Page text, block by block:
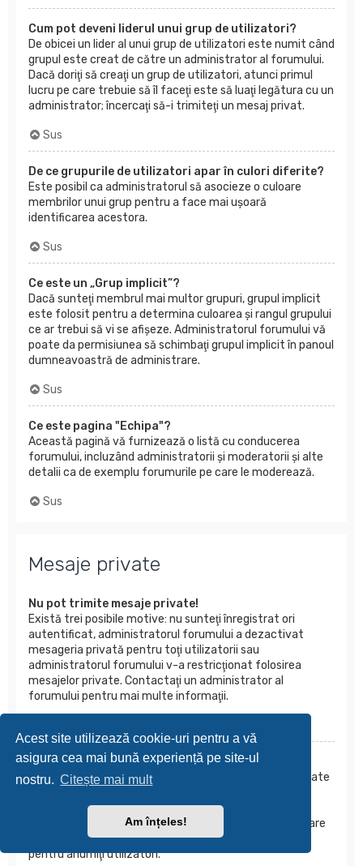
Acest site utilizează cookie-uri pentru a vă
asigura cea mai bună experiență pe site-ul
nostru. Citește mai mult
Am înțeles!
Cum pot deveni liderul unui grup de utilizatori?
De obicei un lider al unui grup de utilizatori este numit când
grupul este creat de către un administrator al forumului.
Dacă doriţi să creaţi un grup de utilizatori, atunci primul
lucru pe care trebuie să îl faceţi este să luaţi legătura cu un
administrator; încercaţi să-i trimiteţi un mesaj privat.
Sus
De ce grupurile de utilizatori apar în culori diferite?
Este posibil ca administratorul să asocieze o culoare
membrilor unui grup pentru a face mai uşoară
identificarea acestora.
Sus
Ce este un „Grup implicit”?
Dacă sunteţi membrul mai multor grupuri, grupul implicit
este folosit pentru a determina culoarea şi rangul grupului
ce ar trebui să vi se afişeze. Administratorul forumului vă
poate da permisiunea să schimbaţi grupul implicit în panoul
dumneavoastră de administrare.
Sus
Ce este pagina "Echipa"?
Această pagină vă furnizează o listă cu conducerea
forumului, incluzând administratorii şi moderatorii şi alte
detalii ca de exemplu forumurile pe care le moderează.
Sus
Mesaje private
Nu pot trimite mesaje private!
Există trei posibile motive: nu sunteţi înregistrat ori
autentificat, administratorul forumului a dezactivat
mesageria privată pentru toţi utilizatorii sau
administratorul forumului v-a restricţionat folosirea
mesajelor private. Contactaţi un administrator al
forumului pentru mai multe informaţii.
Tot primesc mesaje private nedorite!
Puteţi bloca un utilizator să vă mai trimită mesaje private
Dacă primiţi mesaje private abuzive de la un anumit
utilizator, contactaţi un administrator al forumului; el are
puterea de a restricţiona folosirea mesajelor private
pentru anumiţi utilizatori.